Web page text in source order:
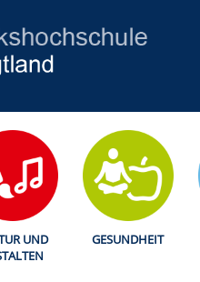
UND
GESUNDHEIT